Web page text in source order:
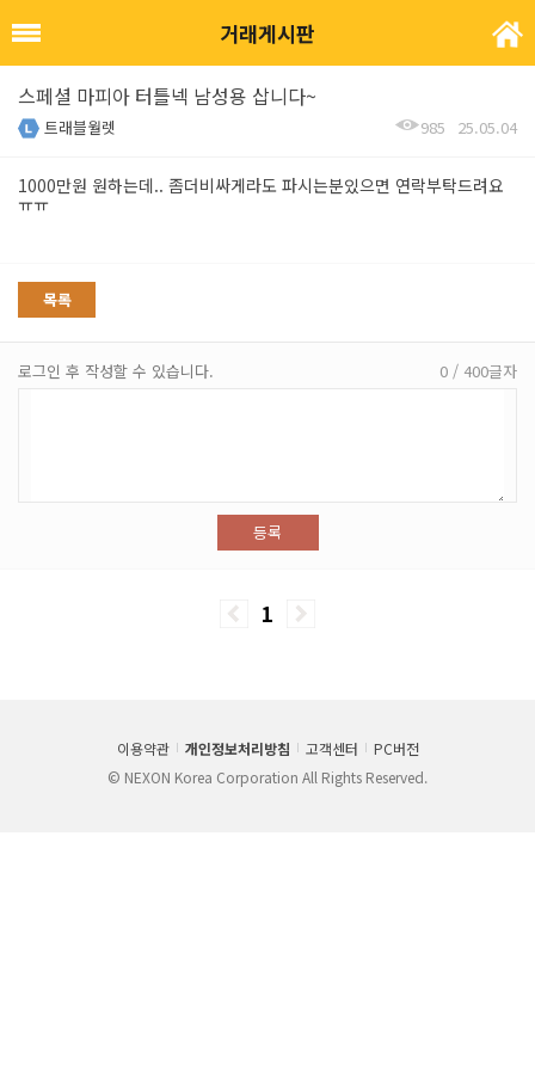
거래게시판
스페셜 마피아 터틀넥 남성용 삽니다~
트래블월렛 985 25.05.04
1000만원 원하는데.. 좀더비싸게라도 파시는분있으면 연락부탁드려요
ㅠㅠ
목록
로그인 후 작성할 수 있습니다. 0 / 400글자
등록
1
이용약관 개인정보처리방침 고객센터
PC버전
© NEXON Korea Corporation All Rights Reserved.